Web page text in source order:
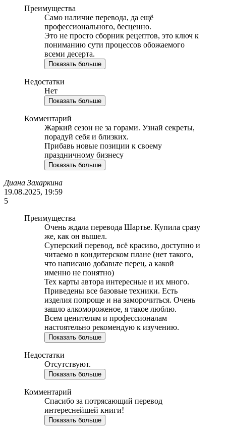
Преимущества
Само наличие перевода, да ещё
профессионального, бесценно.
Это не просто сборник рецептов, это ключ к
пониманию сути процессов обожаемого
всеми десерта.
Показать больше
Недостатки
Нет
Показать больше
Комментарий
Жаркий сезон не за горами. Узнай секреты,
порадуй себя и близких.
Прибавь новые позиции к своему
праздничному бизнесу
Показать больше
Диана Захаркина
19.08.2025, 19:59
5
Преимущества
Очень ждала перевода Шартье. Купила сразу
же, как он вышел.
Суперский перевод, всё красиво, доступно и
читаемо в кондитерском плане (нет такого,
что написано добавьте перец, а какой
именно не понятно)
Тех карты автора интересные и их много.
Приведены все базовые техники. Есть
изделия попроще и на заморочиться. Очень
зашло алкомороженое, я такое люблю.
Всем ценителям и профессионалам
настоятельно рекомендую к изучению.
Показать больше
Недостатки
Отсутствуют.
Показать больше
Комментарий
Спасибо за потрясающий перевод
интереснейшей книги!
Показать больше